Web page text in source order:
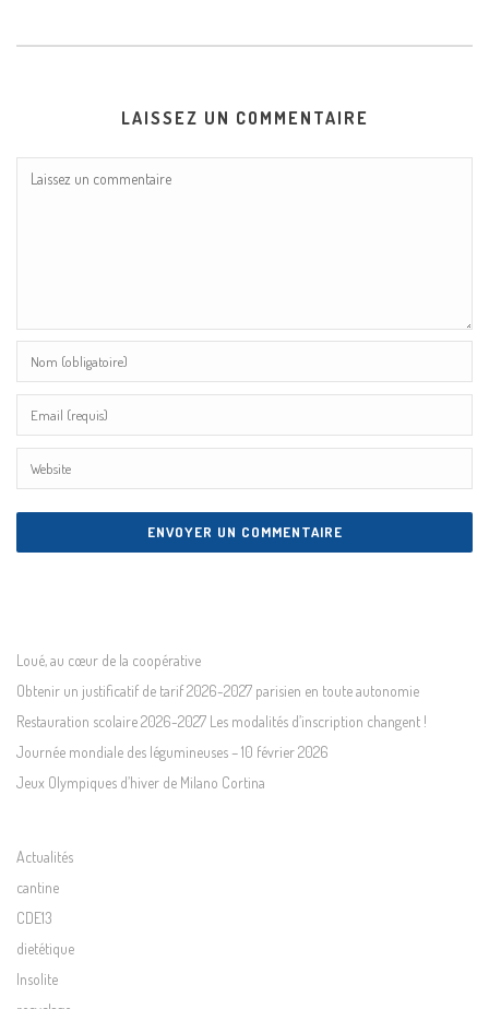
LAISSEZ UN COMMENTAIRE
Loué, au cœur de la coopérative
Obtenir un justificatif de tarif 2026-2027 parisien en toute autonomie
Restauration scolaire 2026-2027 Les modalités d’inscription changent !
Journée mondiale des légumineuses – 10 février 2026
Jeux Olympiques d’hiver de Milano Cortina
Actualités
cantine
CDE13
dietétique
Insolite